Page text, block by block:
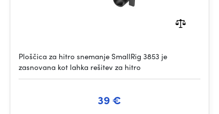
Ploščica za hitro snemanje SmallRig 3853 je
zasnovana kot lahka rešitev za hitro
39 €